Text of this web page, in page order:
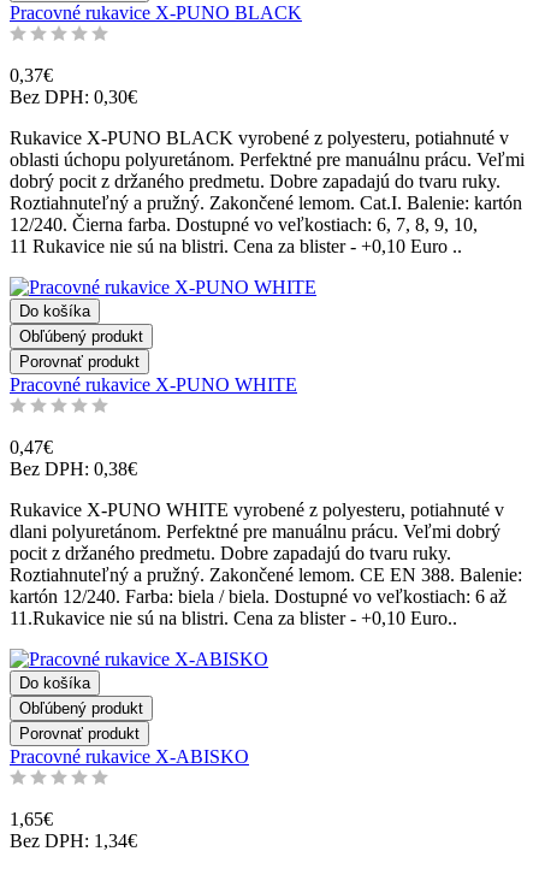
Pracovné rukavice X-PUNO BLACK
0,37€
Bez DPH: 0,30€
Rukavice X-PUNO BLACK vyrobené z polyesteru, potiahnuté v
oblasti úchopu polyuretánom. Perfektné pre manuálnu prácu. Veľmi
dobrý pocit z držaného predmetu. Dobre zapadajú do tvaru ruky.
Roztiahnuteľný a pružný. Zakončené lemom. Cat.I. Balenie: kartón
12/240. Čierna farba. Dostupné vo veľkostiach: 6, 7, 8, 9, 10,
11 Rukavice nie sú na blistri. Cena za blister - +0,10 Euro ..
Do košíka
Obľúbený produkt
Porovnať produkt
Pracovné rukavice X-PUNO WHITE
0,47€
Bez DPH: 0,38€
Rukavice X-PUNO WHITE vyrobené z polyesteru, potiahnuté v
dlani polyuretánom. Perfektné pre manuálnu prácu. Veľmi dobrý
pocit z držaného predmetu. Dobre zapadajú do tvaru ruky.
Roztiahnuteľný a pružný. Zakončené lemom. CE EN 388. Balenie:
kartón 12/240. Farba: biela / biela. Dostupné vo veľkostiach: 6 až
11.Rukavice nie sú na blistri. Cena za blister - +0,10 Euro..
Do košíka
Obľúbený produkt
Porovnať produkt
Pracovné rukavice X-ABISKO
1,65€
Bez DPH: 1,34€